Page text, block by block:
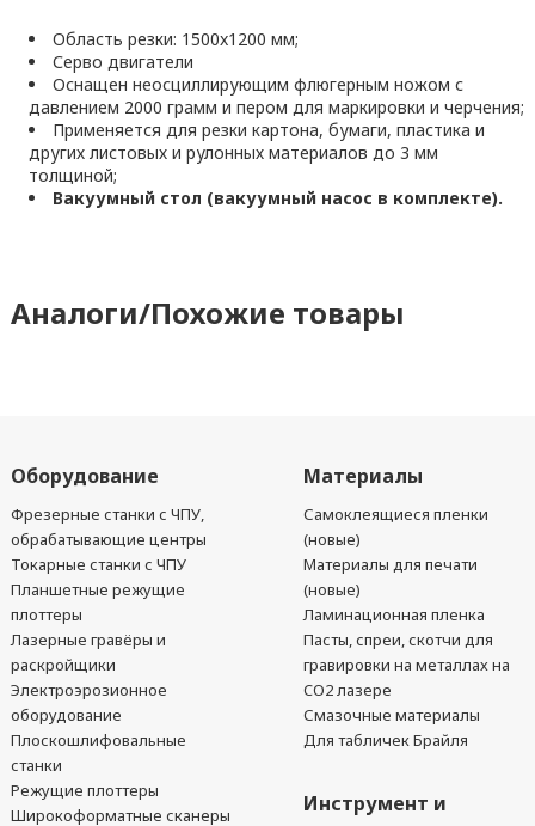
Область резки: 1500x1200 мм;
Серво двигатели
Оснащен неосциллирующим флюгерным ножом с
давлением 2000 грамм и пером для маркировки и черчения;
Применяется для резки картона, бумаги, пластика и
других листовых и рулонных материалов до 3 мм
толщиной;
Вакуумный стол (вакуумный насос в комплекте).
Аналоги/Похожие товары
Оборудование
Фрезерные станки с ЧПУ,
обрабатывающие центры
Токарные станки с ЧПУ
Планшетные режущие
плоттеры
Лазерные гравёры и
раскройщики
Электроэрозионное
оборудование
Плоскошлифовальные
станки
Режущие плоттеры
Широкоформатные сканеры
Материалы
Самоклеящиеся пленки
(новые)
Материалы для печати
(новые)
Ламинационная пленка
Пасты, спреи, скотчи для
гравировки на металлах на
CO2 лазере
Смазочные материалы
Для табличек Брайля
Инструмент и